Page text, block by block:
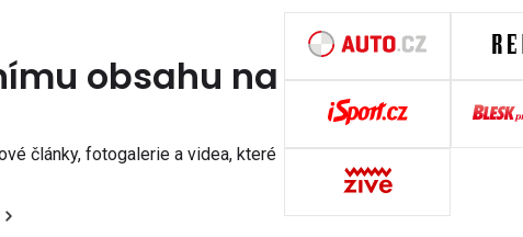
obsahu na
články, fotogalerie a videa, které